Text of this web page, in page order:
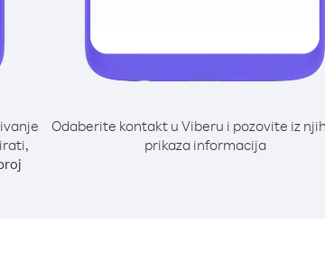
Odaberite kontakt u Viberu i pozovite iz
prikaza informacija